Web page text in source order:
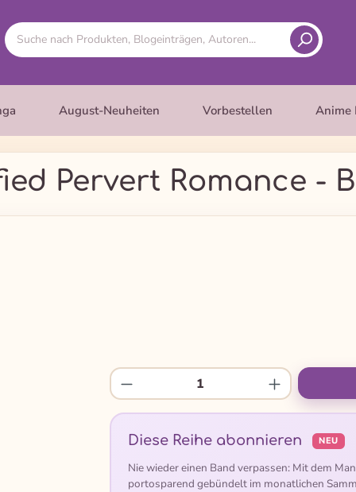
August-Neuheiten Vorbestellen Anime
Pervert Romance -
Produkt Anzahl: Gib den
Diese Reihe abonnieren NEU
Nie wieder einen Band verpassen: Mit dem
portosparend gebündelt im monatlichen